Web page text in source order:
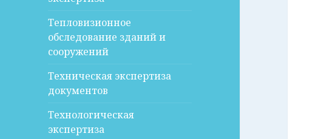
Тепловизионное
обследование зданий и
сооружений
Техническая экспертиза
документов
Технологическая
экспертиза